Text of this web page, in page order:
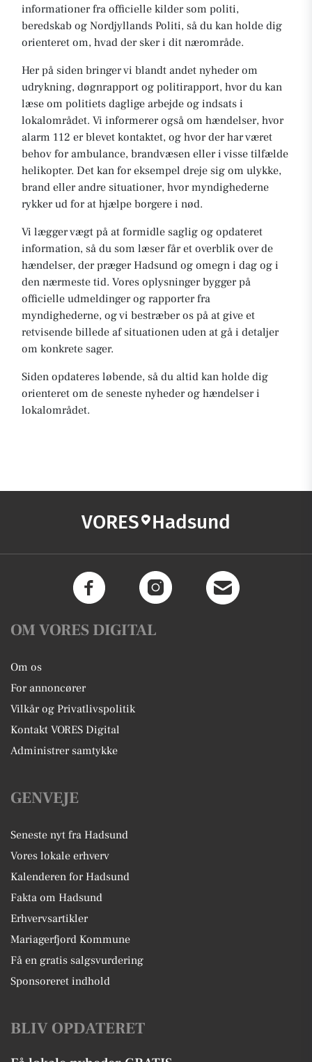
informationer fra officielle kilder som politi,
beredskab og Nordjyllands Politi, så du kan holde dig
orienteret om, hvad der sker i dit nærområde.
Her på siden bringer vi blandt andet nyheder om
udrykning, døgnrapport og politirapport, hvor du kan
læse om politiets daglige arbejde og indsats i
lokalområdet. Vi informerer også om hændelser, hvor
alarm 112 er blevet kontaktet, og hvor der har været
behov for ambulance, brandvæsen eller i visse tilfælde
helikopter. Det kan for eksempel dreje sig om ulykke,
brand eller andre situationer, hvor myndighederne
rykker ud for at hjælpe borgere i nød.
Vi lægger vægt på at formidle saglig og opdateret
information, så du som læser får et overblik over de
hændelser, der præger Hadsund og omegn i dag og i
den nærmeste tid. Vores oplysninger bygger på
officielle udmeldinger og rapporter fra
myndighederne, og vi bestræber os på at give et
retvisende billede af situationen uden at gå i detaljer
om konkrete sager.
Siden opdateres løbende, så du altid kan holde dig
orienteret om de seneste nyheder og hændelser i
lokalområdet.
VORES Hadsund
OM VORES DIGITAL
Om os
For annoncører
Vilkår og Privatlivspolitik
Kontakt VORES Digital
Administrer samtykke
GENVEJE
Seneste nyt fra Hadsund
Vores lokale erhverv
Kalenderen for Hadsund
Fakta om Hadsund
Erhvervsartikler
Mariagerfjord Kommune
Få en gratis salgsvurdering
Sponsoreret indhold
BLIV OPDATERET